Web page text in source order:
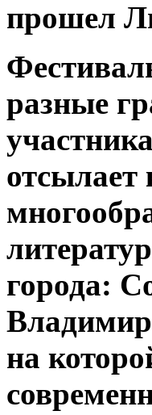
прошел
разные
отсылает
города:
на